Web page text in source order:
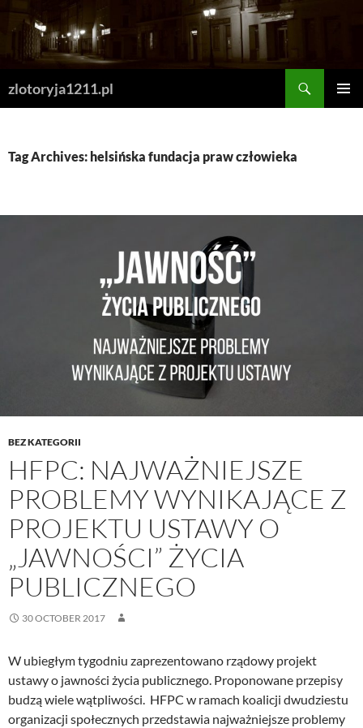
Skip
content
zlotoryja1211.pl
Tag Archives: helsińska fundacja praw człowieka
BEZ KATEGORII
HFPC: NAJWAŻNIEJSZE
PROBLEMY WYNIKAJĄCE Z
PROJEKTU USTAWY O
„JAWNOŚCI” ŻYCIA
PUBLICZNEGO
30 OCTOBER 2017
W ubiegłym tygodniu zaprezentowano rządowy projekt
ustawy o jawności życia publicznego. Proponowane przepisy
budzą wiele wątpliwości. HFPC w ramach koalicji dwudziestu
organizacji społecznych przedstawia najważniejsze problemy